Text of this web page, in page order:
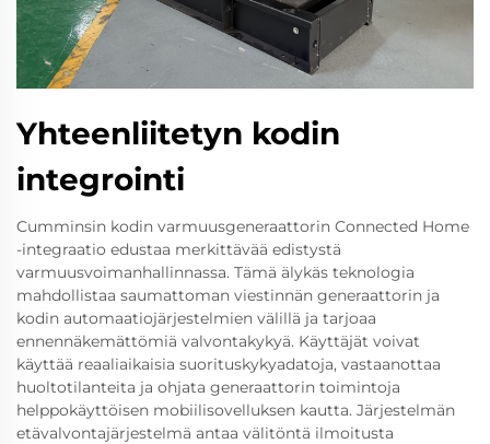
Yhteenliitetyn kodin
integrointi
Cumminsin kodin varmuusgeneraattorin Connected Home
-integraatio edustaa merkittävää edistystä
varmuusvoimanhallinnassa. Tämä älykäs teknologia
mahdollistaa saumattoman viestinnän generaattorin ja
kodin automaatiojärjestelmien välillä ja tarjoaa
ennennäkemättömiä valvontakykyä. Käyttäjät voivat
käyttää reaaliaikaisia suorituskykyadatoja, vastaanottaa
huoltotilanteita ja ohjata generaattorin toimintoja
helppokäyttöisen mobiilisovelluksen kautta. Järjestelmän
etävalvontajärjestelmä antaa välitöntä ilmoitusta